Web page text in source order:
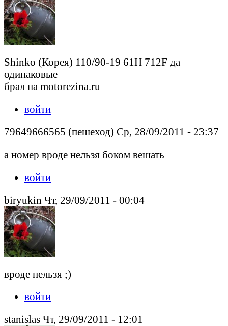
Shinko (Корея) 110/90-19 61H 712F да
одинаковые
брал на motorezina.ru
войти
79649666565 (пешеход) Ср, 28/09/2011 - 23:37
а номер вроде нельзя боком вешать
войти
biryukin Чт, 29/09/2011 - 00:04
вроде нельзя ;)
войти
stanislas Чт, 29/09/2011 - 12:01